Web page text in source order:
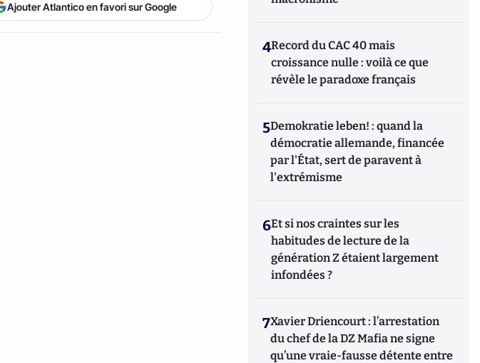
Ajouter Atlantico en favori sur Google
4Record du CAC 40 mais
croissance nulle : voilà ce que
révèle le paradoxe français
5Demokratie leben! : quand la
démocratie allemande, financée
par l'État, sert de paravent à
l'extrémisme
6Et si nos craintes sur les
habitudes de lecture de la
génération Z étaient largement
infondées ?
7Xavier Driencourt : l’arrestation
du chef de la DZ Mafia ne signe
qu’une vraie-fausse détente entre